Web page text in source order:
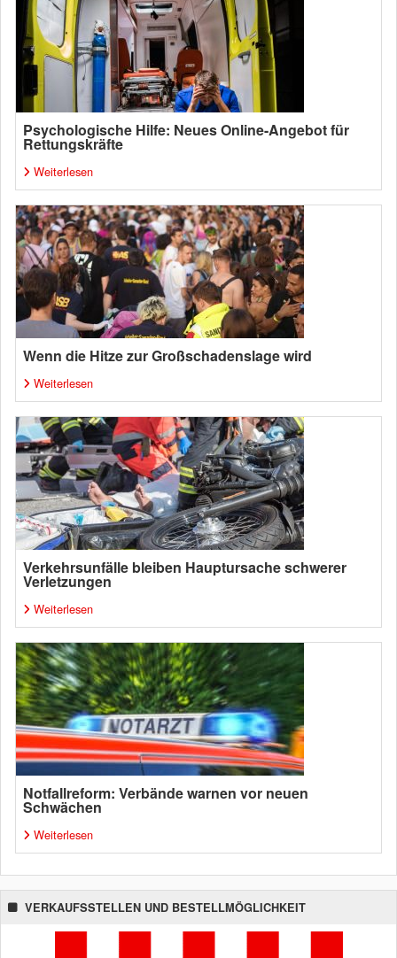
Psychologische Hilfe: Neues Online-Angebot für
Rettungskräfte
Weiterlesen
Wenn die Hitze zur Großschadenslage wird
Weiterlesen
Verkehrsunfälle bleiben Hauptursache schwerer
Verletzungen
Weiterlesen
Notfallreform: Verbände warnen vor neuen
Schwächen
Weiterlesen
VERKAUFSSTELLEN UND BESTELLMÖGLICHKEIT